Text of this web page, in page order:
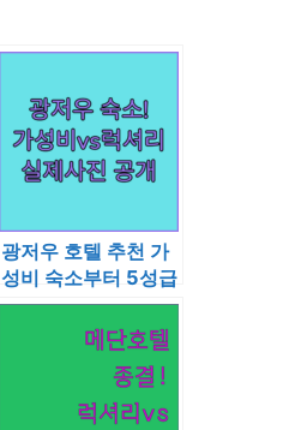
광저우 호텔 추천 가
성비 숙소부터 5성급
럭셔리 비교 분석과